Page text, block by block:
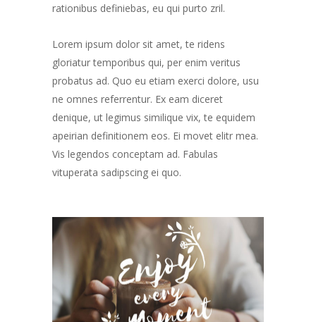
rationibus definiebas, eu qui purto zril.
Lorem ipsum dolor sit amet, te ridens
gloriatur temporibus qui, per enim veritus
probatus ad. Quo eu etiam exerci dolore, usu
ne omnes referrentur. Ex eam diceret
denique, ut legimus similique vix, te equidem
apeirian definitionem eos. Ei movet elitr mea.
Vis legendos conceptam ad. Fabulas
vituperata sadipscing ei quo.